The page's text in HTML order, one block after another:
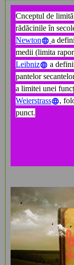
Cnceptul de
rădăcinile în
Newton
a
medii (limita
Leibniz
a
pantelor
a limitei unei
Weierstrass
,
punct.